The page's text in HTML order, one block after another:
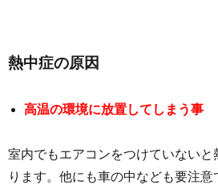
熱中症の原因
高温の環境に放置してしまう事
室内でもエアコンをつけていないと
ります。他にも車の中なども要注